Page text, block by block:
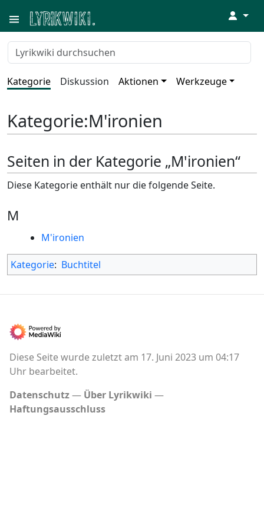
↓
Kategorie Diskussion Aktionen Werkzeuge
Kategorie:M'ironien
Seiten in der Kategorie „M'ironien“
Diese Kategorie enthält nur die folgende Seite.
M
M'ironien
Kategorie: Buchtitel
Diese Seite wurde zuletzt am 17. Juni 2023 um 04:17
Uhr bearbeitet.
Datenschutz
Über Lyrikwiki
Haftungsausschluss